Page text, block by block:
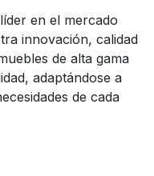
en el mercado
innovación, calidad
de alta gama
adaptándose a
de cada